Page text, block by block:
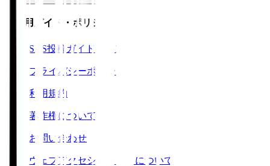
ご利用ガイド・ポリシー
SNS投稿ガイドライン
プライバシーポリシー
利用規約
著作権について
お問い合わせ
ウェブアクセシビリティについて